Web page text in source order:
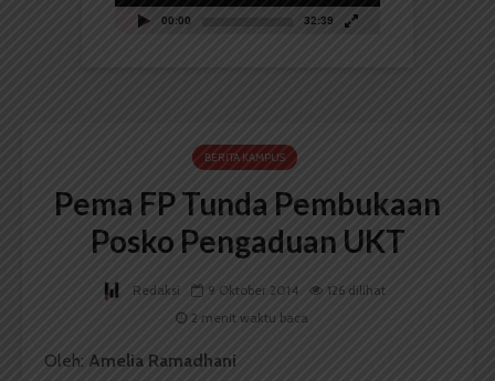
00:00 32:39
BERITA KAMPUS
Pema FP Tunda Pembukaan
Posko Pengaduan UKT
Redaksi 9 Oktober 2014
126 dilihat
2 menit waktu baca
Oleh: Amelia Ramadhani